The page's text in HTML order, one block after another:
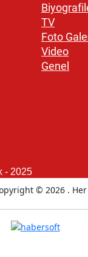
TV
Foto
Video
Genel
- 2025
© 2026 . Her